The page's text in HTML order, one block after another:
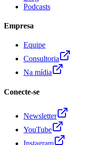
Podcasts
Empresa
Equipe
Consultoria
Na mídia
Conecte-se
Newsletter
YouTube
Instagram